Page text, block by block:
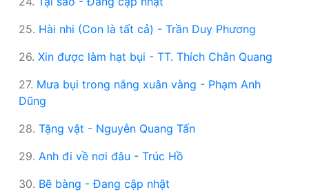
25. Hài nhi (Con là tất cả) - Trần Duy Phương
26. Xin được làm hạt bụi - TT. Thích Chân Quang
27. Mưa bụi trong nắng xuân vàng - Phạm Anh
Dũng
28. Tặng vật - Nguyễn Quang Tấn
29. Anh đi về nơi đâu - Trúc Hồ
30. Bẽ bàng - Đang cập nhật